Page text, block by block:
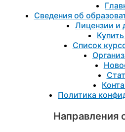
Сведения об
Лицензии и
Список
Политика
Направления